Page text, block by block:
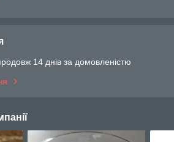
14 днів за домовленістю